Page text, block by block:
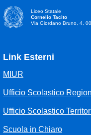
Liceo Statale
Cornelio Tacito
Via Giordano Bruno, 4,
Link Esterni
MIUR
Ufficio Scolastico
Ufficio Scolastico
Scuola in Chiaro